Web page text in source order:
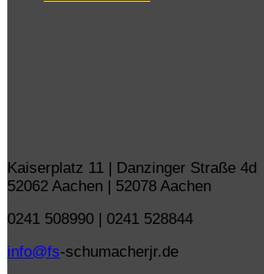
Kaiserplatz 11 | Danzinger Straße 4d
52062 Aachen | 52078 Aachen
0241 508990 | 0241 528844
info@fs-schumacherjr.de